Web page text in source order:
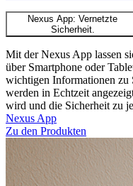
Nexus App: Vernetzte
Sicherheit.
Mit der Nexus App lassen
über Smartphone oder
wichtigen Informationen zu
werden in Echtzeit
wird und die Sicherheit zu
Nexus App
Zu den Produkten